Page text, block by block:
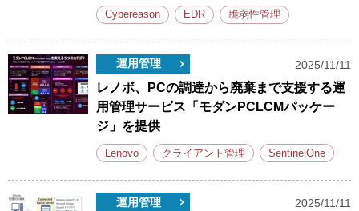
Cybereason EDR 脆弱性管理
運用管理 2025/11/11
レノボ、PCの調達から廃棄まで支援する運
用管理サービス「モダンPCLCMパッケー
ジ」を提供
Lenovo クライアント管理 SentinelOne
運用管理 2025/11/11